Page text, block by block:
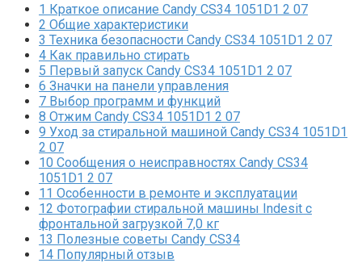
1 Краткое описание Candy CS34 1051D1 2 07
2 Общие характеристики
3 Техника безопасности Candy CS34 1051D1 2 07
4 Как правильно стирать
5 Первый запуск Candy CS34 1051D1 2 07
6 Значки на панели управления
7 Выбор программ и функций
8 Отжим Candy CS34 1051D1 2 07
9 Уход за стиральной машиной Candy CS34 1051D1
2 07
10 Сообщения о неисправностях Candy CS34
1051D1 2 07
11 Особенности в ремонте и эксплуатации
12 Фотографии стиральной машины Indesit с
фронтальной загрузкой 7,0 кг
13 Полезные советы Candy CS34
14 Популярный отзыв